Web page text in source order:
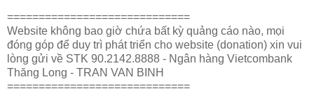
=============================
Website không bao giờ chứa bất kỳ quảng cáo nào, mọi
đóng góp để duy trì phát triển cho website (donation) xin vui
lòng gửi về STK 90.2142.8888 - Ngân hàng Vietcombank
Thăng Long - TRAN VAN BINH
=============================